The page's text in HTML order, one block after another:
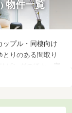
物件一覧
ップル・同棲向け
りのある間取り
ビングのほか、寝
長く快適に暮らせ